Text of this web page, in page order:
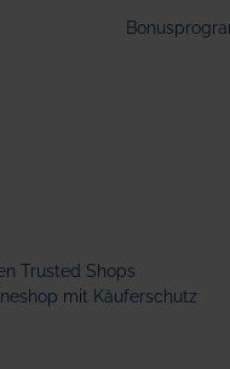
Trusted Shops
mit Käuferschutz